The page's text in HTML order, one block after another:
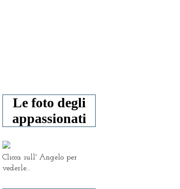
Le foto degli
appassionati
Clicca sull' Angelo per
vederle...